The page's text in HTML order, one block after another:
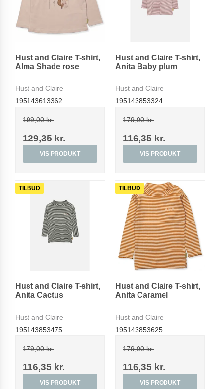
Hust and Claire T-shirt,
Alma Shade rose
Hust and Claire
195143613362
199,00 kr.
129,35 kr.
VIS PRODUKT
Hust and Claire T-shirt,
Anita Baby plum
Hust and Claire
195143853324
179,00 kr.
116,35 kr.
VIS PRODUKT
TILBUD
Hust and Claire T-shirt,
Anita Cactus
Hust and Claire
195143853475
179,00 kr.
116,35 kr.
VIS PRODUKT
TILBUD
Hust and Claire T-shirt,
Anita Caramel
Hust and Claire
195143853625
179,00 kr.
116,35 kr.
VIS PRODUKT